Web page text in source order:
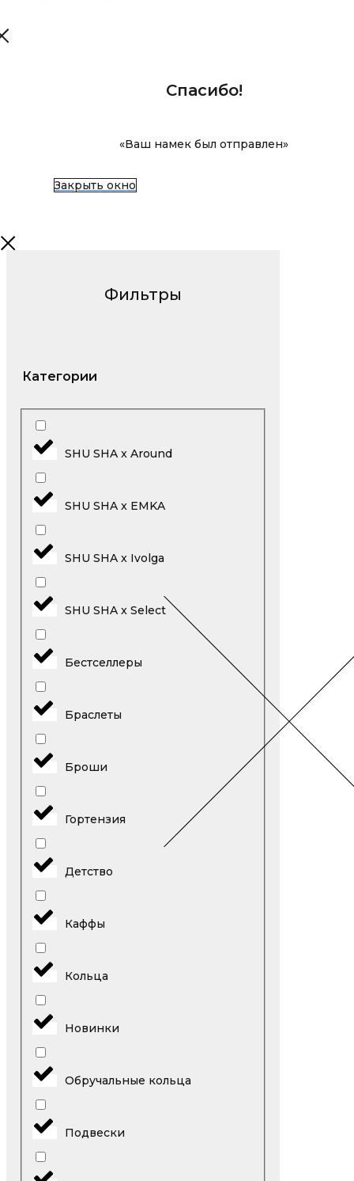
Спасибо!
«Ваш намек был отправлен»
Закрыть окно
Фильтры
Категории
SHU SHA x Around
SHU SHA x EMKA
SHU SHA x Ivolga
SHU SHA x Select
Бестселлеры
Браслеты
Броши
Гортензия
Детство
Каффы
Кольца
Новинки
Обручальные кольца
Подвески